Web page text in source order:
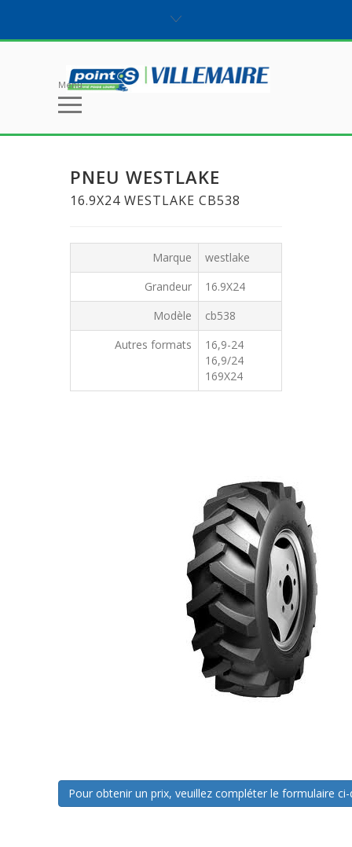
Menu
PNEU WESTLAKE
16.9X24 WESTLAKE CB538
Marque
westlake
Grandeur
16.9X24
Modèle
cb538
Autres formats
16,9-24
16,9/24
169X24
Pour obtenir un prix, veuillez compléter le formulaire